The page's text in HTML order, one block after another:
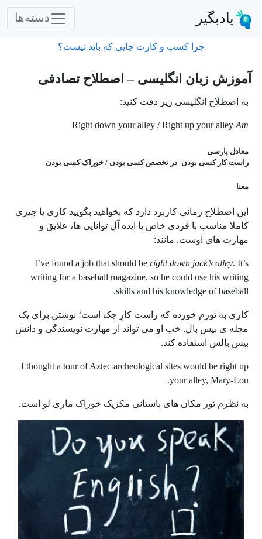
یادبگیر دسته‌ها
چرا کسب و کارت جایی که باید نیست؟
آموزش زبان انگلیسی – اصطلاح تصادفی
به اصطلاح انگلیسی زیر دقت کنید:
Right down your alley / Right up your alleyAm
معادل پارسی
راست کار کسی بودن- در تخصص کسی بودن / خوراک کسی بودن
معنا
این اصطلاح زمانی کاربرد دارد که بخواهید بگویید کاری یا چیزی
کاملا مناسب با فردی خاص یا ایده آل توانایی ها، علایق و
مهارت های اوست. مانند:
I’ve found a job that should beright down jack’s alley. It’s
writing for a baseball magazine, so he could use his writing
skills and his knowledge of baseball.
کاری به تورم خورده که راست کارِ جک است؛ نوشتن برای یک
مجله ی بیس بال. خب او می تواند از مهارت نویسندگی و دانش
بیس بالش استفاده کند.
I thought a tour of Aztec archeological sites would be right up
your alley, Mary-Lou.
به نظرم تور مکان های باستانی مکزیک خوراک ماری لو است.